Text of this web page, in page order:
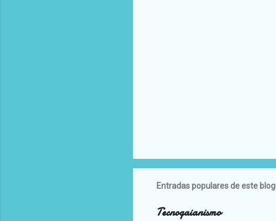
Entradas populares de este blog
Tecnogaianismo